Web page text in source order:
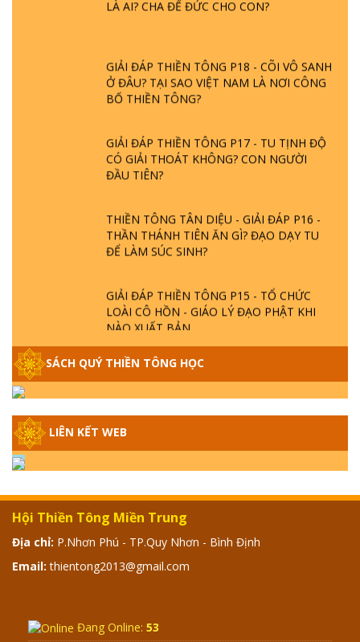
Ở ĐÂU? TẠI SAO VIỆT NAM LÀ NƠI CÔNG
BỐ THIỀN TÔNG?
CÓ GIẢI THOÁT KHÔNG? CON NGƯỜI
ĐẦU TIÊN?
THẦN THÁNH TIÊN ĂN GÌ? ĐẠO DẠY TU
ĐỂ LÀM SÚC SINH?
GIẢI ĐÁP THIỀN TÔNG P15 - TỔ CHỨC
LOÀI CÔ HỒN - GIÁO LÝ ĐẠO PHẬT KHI
NÀO XUẤT BẢN
GIẢI ĐÁP THIỀN TÔNG ĐẶC BIỆT - P14 -
GIẢI ĐÁP THIỀN TÔNG ĐẶC BIỆT - P13 -
CON NGƯỜI TU THÀNH PHẬT ĐƯỢC
KHÔNG? XÁ LỢI PHẬT THẬT - GIẢ | TTTD
GIẢI ĐÁP THIỀN TÔNG ĐẶC BIỆT - P12 -
SỰ THẬT VỀ ĐẠI HỒNG THỦY? TRỜI ĐÁNH
THÁNH ĐÂM THẦN VẶN HỌNG?
SÁCH QUÝ THIỀN TÔNG HỌC
LIÊN KẾT WEB
Hội Thiền Tông Miền Trung
Địa chỉ: P.Nhơn Phú - TP.Quy Nhơn - Bình Định
Email: thientong2013@gmail.com
Đang Online: 53